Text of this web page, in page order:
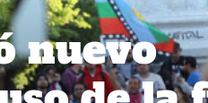
nuevo